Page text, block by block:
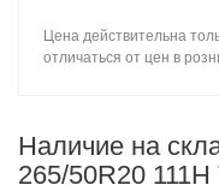
Цена действительна
отличаться от цен в
Наличие на
265/50R20 111H